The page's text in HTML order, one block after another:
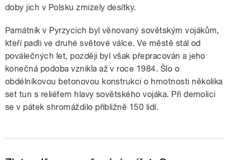
doby jich v Polsku zmizely desítky.
Památník v Pyrzycích byl věnovaný sovětským vojákům,
kteří padli ve druhé světové válce. Ve městě stál od
poválečných let, později byl však přepracován a jeho
konečná podoba vznikla až v roce 1984. Šlo o
obdélníkovou betonovou konstrukci o hmotnosti několika
set tun s reliéfem hlavy sovětského vojáka. Při demolici
se v pátek shromáždilo přibližně 150 lidí.